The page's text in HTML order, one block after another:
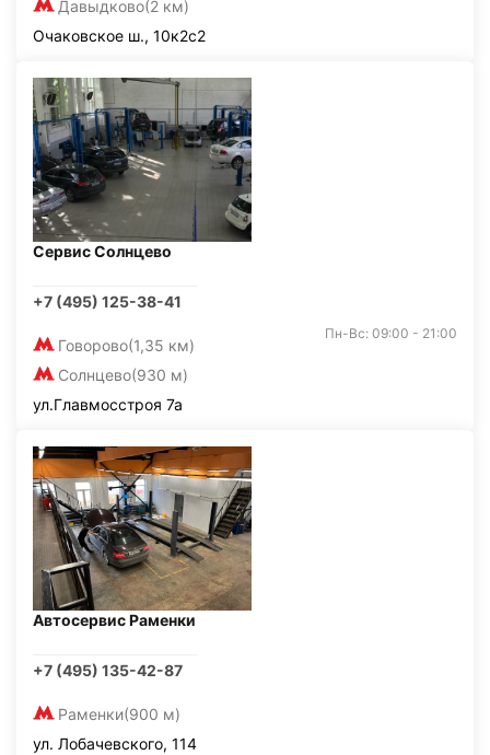
Давыдково(2 км)
Очаковское ш., 10к2с2
Сервис Солнцево
+7 (495) 125-38-41
Говорово(1,35 км)
Солнцево(930 м)
Пн-Вс: 09:00 - 21:00
ул.Главмосстроя 7а
Автосервис Раменки
+7 (495) 135-42-87
Раменки(900 м)
ул. Лобачевского, 114